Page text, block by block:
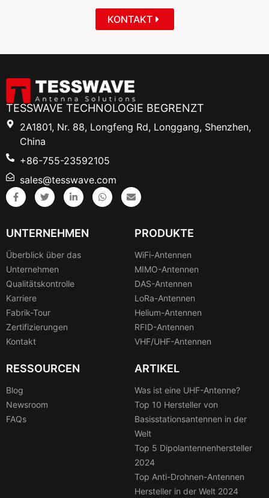
KONTAKT
TESSWAVE TECHNOLOGIE BEGRENZT
2A1801, Nr. 88, Longfeng Rd, Longgang, Shenzhen,
China
+86-755-23592105
sales@tesswave.com
UNTERNEHMEN
Überblick über das
Unternehmen
Qualitätskontrolle
Karriere
Fabrik-Tour
Zertifizierungen
Kontakt
PRODUKTE
WiFi-Antennen
MIMO-Antennen
DAS-Antennen
LoRa-Antennen
Helium-Antennen
RFID-Antennen
VHF/UHF-Antennen
RESSOURCEN
Blog
Newsroom
FAQs
ARTIKEL
Was ist eine UHF-Antenne?
Top 10 Hersteller von
Basisstationsantennen in der
Welt
Top 5 Dipolantennenhersteller
2024
Top Anti-Drohnen-Antennen
Hersteller in der Welt 2024